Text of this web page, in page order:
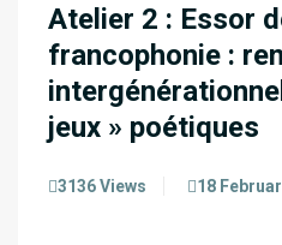
Atelier 2 : Essor
francophonie :
jeux » poétiques
3136 Views 18